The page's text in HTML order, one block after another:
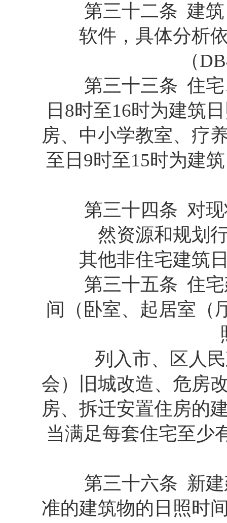
第三十二条 建筑
软件，具体分析
（
第三十三条 住宅
日8时至16时为建筑
房、中小学教室、疗
至日9时至15时为建
第三十四条 对现
然资源和规划
其他非住宅建筑日
第三十五条 住宅
间（卧室、起居室（
列入市、区人民
会）旧城改造、危房
房、拆迁安置住房的
当满足每套住宅至少
第三十六条 新建
准的建筑物的日照时